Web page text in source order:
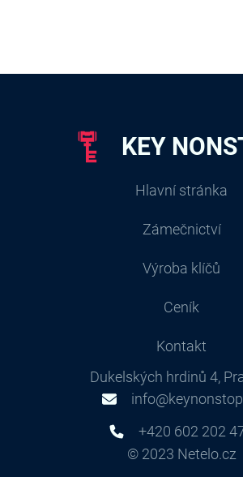
KEY
Hlavní stránka
Zámečnictví
Výroba klíčů
Ceník
Kontakt
Dukelských hrdinů 4,
+420 602 202
© 2023 Netelo.cz